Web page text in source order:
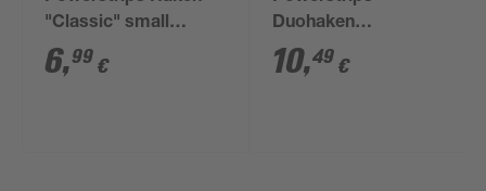
"Classic" small
chromfarben
6,99 €
Duohaken
"Waterproof" weiß
10,49 €